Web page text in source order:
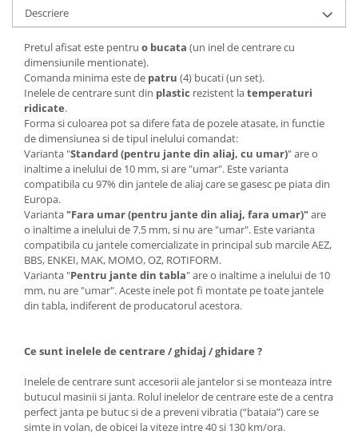
Descriere
Pretul afisat este pentru o bucata (un inel de centrare cu
dimensiunile mentionate).
Comanda minima este de patru (4) bucati (un set).
Inelele de centrare sunt din plastic rezistent latemperaturi
ridicate.
Forma si culoarea pot sa difere fata de pozele atasate, in functie
de dimensiunea si de tipul inelului comandat:
Varianta "Standard (pentru jante din aliaj, cu umar)" are o
inaltime a inelului de 10 mm, si are "umar". Este varianta
compatibila cu 97% din jantele de aliaj care se gasesc pe piata din
Europa.
Varianta "Fara umar (pentru jante din aliaj, fara umar)"are
o inaltime a inelului de 7.5 mm, si nu are "umar". Este varianta
compatibila cu jantele comercializate in principal sub marcile AEZ,
BBS, ENKEI, MAK, MOMO, OZ, ROTIFORM.
Varianta "Pentru jante din tabla" are o inaltime a inelului de 10
mm, nu are "umar". Aceste inele pot fi montate pe toate jantele
din tabla, indiferent de producatorul acestora.
Ce sunt inelele de centrare / ghidaj / ghidare ?
Inelele de centrare sunt accesorii ale jantelor si se monteaza intre
butucul masinii si janta. Rolul inelelor de centrare este de a centra
perfect janta pe butuc si de a preveni vibratia (“bataia”) care se
simte in volan, de obicei la viteze intre 40 si 130 km/ora.